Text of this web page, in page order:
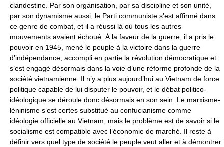
clandestine. Par son organisation, par sa discipline et son unité,
par son dynamisme aussi, le Parti communiste s’est affirmé dans
ce genre de combat, et il a réussi là où tous les autres
mouvements avaient échoué. À la faveur de la guerre, il a pris le
pouvoir en 1945, mené le peuple à la victoire dans la guerre
d’indépendance, accompli en partie la révolution démocratique et
s’est engagé désormais dans la voie d’une réforme profonde de la
société vietnamienne. Il n’y a plus aujourd’hui au Vietnam de force
politique capable de lui disputer le pouvoir, et le débat politico-
idéologique se déroule donc désormais en son sein. Le marxisme-
léninisme s’est certes substitué au confucianisme comme
idéologie officielle au Vietnam, mais le problème est de savoir si le
socialisme est compatible avec l’économie de marché. Il reste à
définir vers quel type de société le peuple veut aller et à démontrer